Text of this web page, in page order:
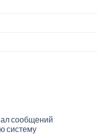
сообщений
систему